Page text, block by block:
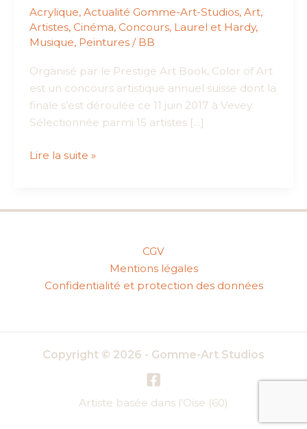
Acrylique, Actualité Gomme-Art-Studios, Art,
Artistes, Cinéma, Concours, Laurel et Hardy,
Musique, Peintures/ BB
Organisé par le Prestige Art Book, Color of Art
est un concours artistique annuel suisse dont la
finale s’est déroulée ce 11 juin 2017 à Vevey.
Sélectionnée parmi 15 artistes […]
Color
2017
pour
concours
Lire la suite »
CGV
Mentions légales
Confidentialité et protection des données
Copyright © 2026 - Gomme-Art Studios
Artiste basée dans l'Oise (60)